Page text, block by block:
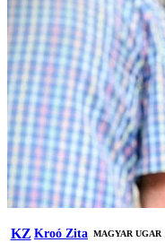
KZ Kroó Zita MAGYAR UGAR